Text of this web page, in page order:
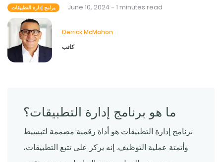
برامج إدارة التطبيقات June 10, 2024 - 1 minutes read
Derrick McMahon
كاتب
ما هو برنامج إدارة التطبيقات؟
برنامج إدارة التطبيقات هو أداة رقمية مصممة لتبسيط
وأتمتة عملية التوظيف. إنه يركز على تتبع التطبيقات،